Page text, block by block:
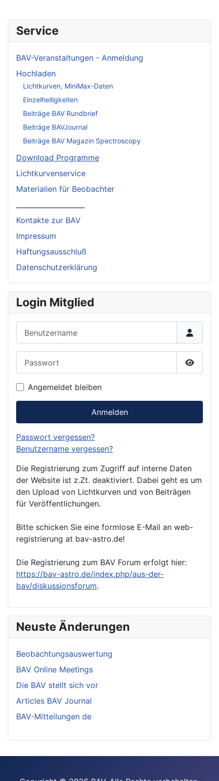
Service
BAV-Veranstaltungen - Anmeldung
Hochladen
Lichtkurven, MiniMax-Daten
Einzelhelligkeiten
Beiträge BAV Rundbrief
Beiträge BAVJournal
Beiträge BAV Magazin Spectroscopy
Download Programme
Lichtkurvenservice
Materialien für Beobachter
Kontakte zur BAV
Impressum
Haftungsausschluß
Datenschutzerklärung
Login Mitglied
Angemeldet bleiben
Anmelden
Passwort vergessen?
Benutzername vergessen?
Die Registrierung zum Zugriff auf interne Daten
der Website ist z.Zt. deaktiviert. Dabei geht es um
den Upload von Lichtkurven und von Beiträgen
für Veröffentlichungen.
Bitte schicken Sie eine formlose E-Mail an web-
registrierung at bav-astro.de!
Die Registrierung zum BAV Forum erfolgt hier:
https://bav-astro.de/index.php/aus-der-
bav/diskussionsforum.
Neuste Änderungen
Beobachtungsauswertung
BAV Online Meetings
Die BAV stellt sich vor
Articles BAV Journal
BAV-Mitteilungen de